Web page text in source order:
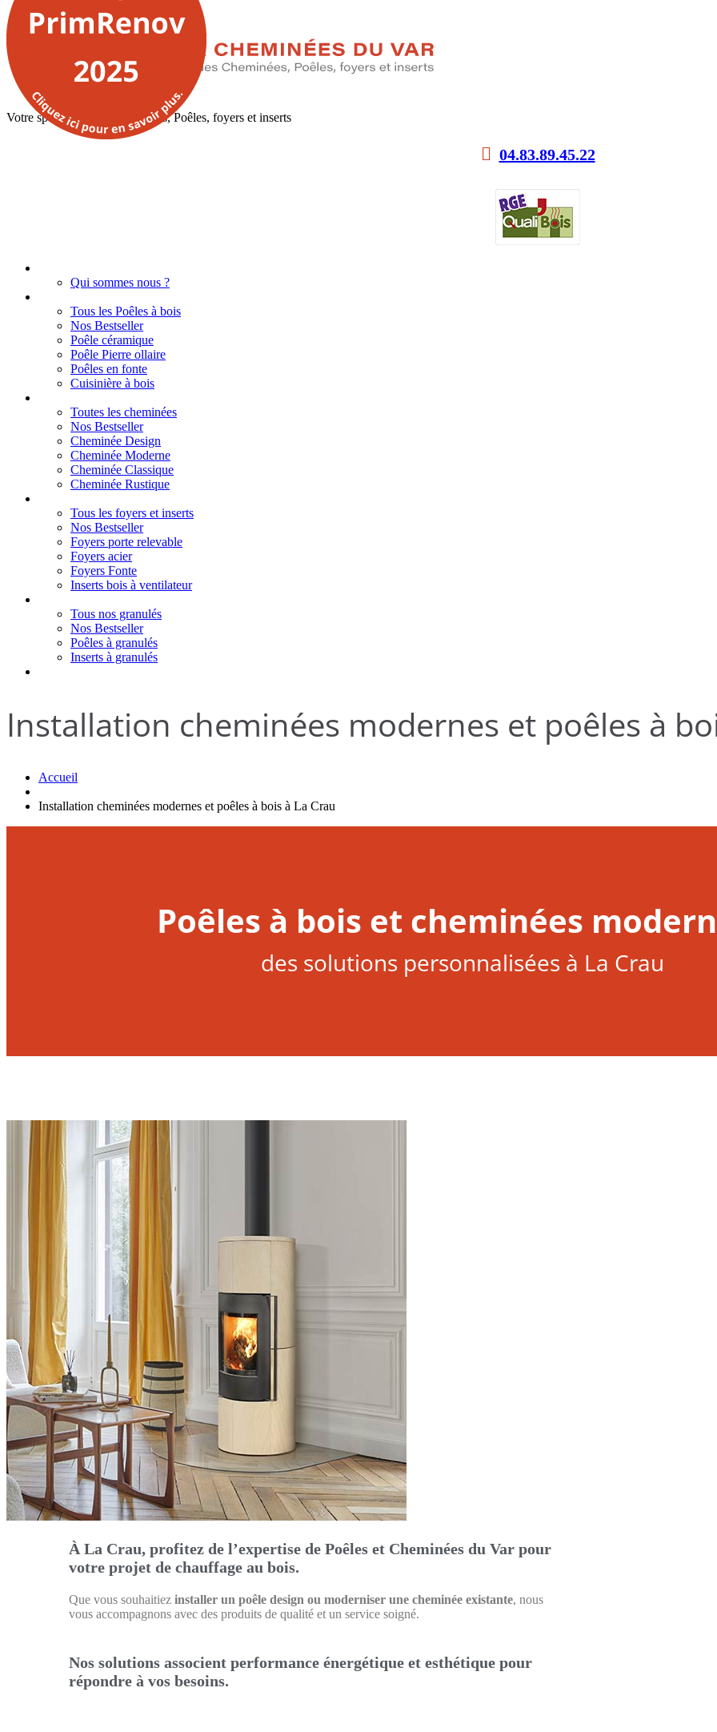
Votre spécialiste des Chéminées, Poêles, foyers et inserts
04.83.89.45.22
Qui sommes nous ?
Tous les Poêles à bois
Nos Bestseller
Poêle céramique
Poêle Pierre ollaire
Poêles en fonte
Cuisinière à bois
Toutes les cheminées
Nos Bestseller
Cheminée Design
Cheminée Moderne
Cheminée Classique
Cheminée Rustique
Tous les foyers et inserts
Nos Bestseller
Foyers porte relevable
Foyers acier
Foyers Fonte
Inserts bois à ventilateur
Tous nos granulés
Nos Bestseller
Poêles à granulés
Inserts à granulés
Installation cheminées modernes et poêles à
Accueil
Installation cheminées modernes et poêles à bois à La Crau
Poêles à bois et cheminées
des solutions personnalisées à La Crau
À La Crau, profitez de l’expertise de Poêles et Cheminées du Var pour
votre projet de chauffage au bois.
Que vous souhaitiez installer un poêle design ou moderniser une cheminée existante, nous
vous accompagnons avec des produits de qualité et un service soigné.
Nos solutions associent performance énergétique et esthétique pour
répondre à vos besoins.